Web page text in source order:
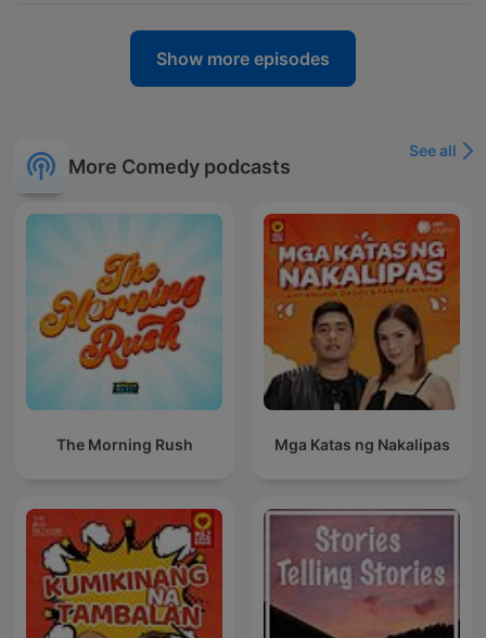
Show more episodes
More Comedy podcasts
See all
The Morning Rush Mga Katas ng Nakalipas